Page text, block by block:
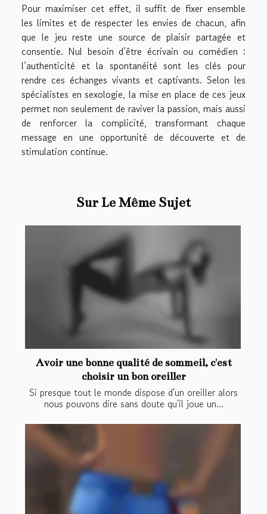
Pour maximiser cet effet, il suffit de fixer ensemble
les limites et de respecter les envies de chacun, afin
que le jeu reste une source de plaisir partagée et
consentie. Nul besoin d’être écrivain ou comédien :
l’authenticité et la spontanéité sont les clés pour
rendre ces échanges vivants et captivants. Selon les
spécialistes en sexologie, la mise en place de ces jeux
permet non seulement de raviver la passion, mais aussi
de renforcer la complicité, transformant chaque
message en une opportunité de découverte et de
stimulation continue.
Sur Le Même Sujet
Avoir une bonne qualité de sommeil, c'est
choisir un bon oreiller
Si presque tout le monde dispose d'un oreiller alors
nous pouvons dire sans doute qu'il joue un...